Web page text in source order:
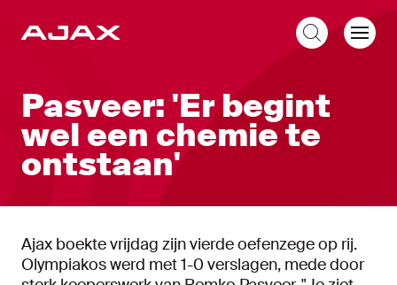
Pasveer: 'Er begint
wel een chemie te
ontstaan'
Ajax boekte vrijdag zijn vierde oefenzege op rij.
Olympiakos werd met 1-0 verslagen, mede door